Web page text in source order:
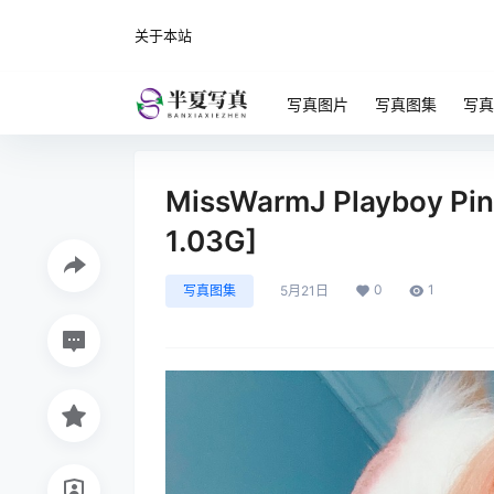
关于本站
写真图片 写真图集 写
MissWarmJ Playboy
1.03G]
写真图集 5月21日 0 1